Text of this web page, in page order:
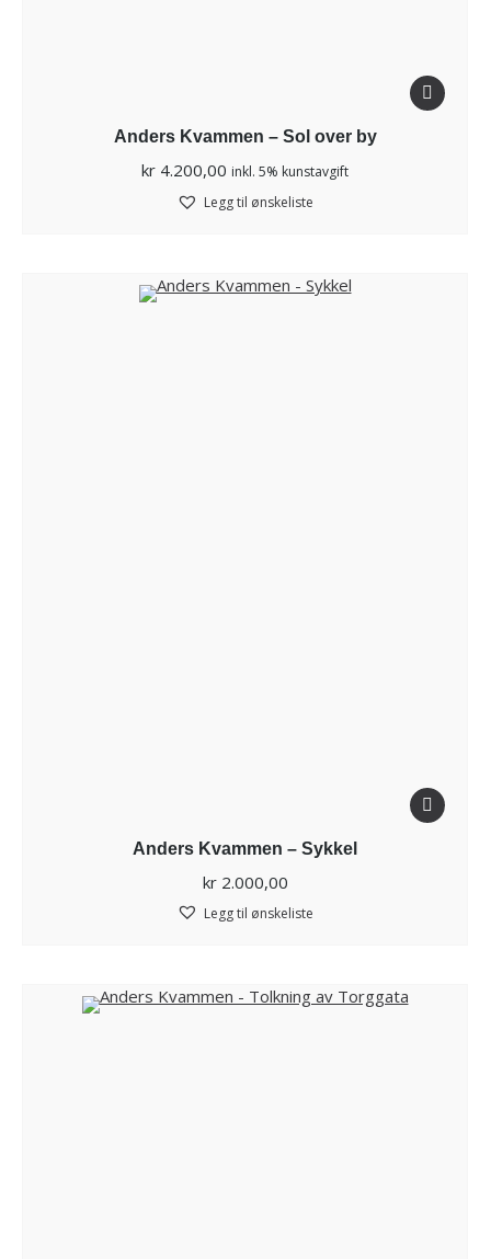
Anders Kvammen – Sol over by
kr 4.200,00 inkl. 5% kunstavgift
Legg til ønskeliste
Anders Kvammen – Sykkel
kr2.000,00
Legg til ønskeliste